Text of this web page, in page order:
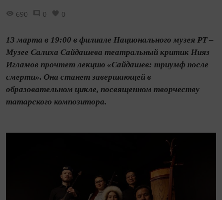
690 0 0
13 марта в 19:00 в филиале Национального музея РТ –
Музее Салиха Сайдашева театральный критик Нияз
Игламов прочтет лекцию «Сайдашев: триумф после
смерти». Она станет завершающей в
образовательном цикле, посвященном творчеству
татарского композитора.